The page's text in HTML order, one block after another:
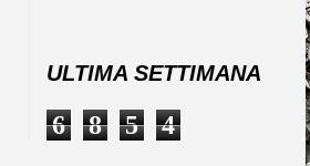
ULTIMA SETTIMANA
6 8 5 4